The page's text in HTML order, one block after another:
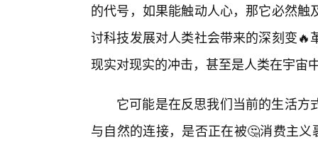
的代号，如果能触动人心，那它必然
讨科技发展对人类社会带来的深刻变
现实对现实的冲击，甚至是人类在宇宙
它可能是在反思我们当前的生活
与自然的连接，是否正在被🤔消费主